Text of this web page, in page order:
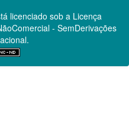
licenciado sob a Licença
- SemDerivações